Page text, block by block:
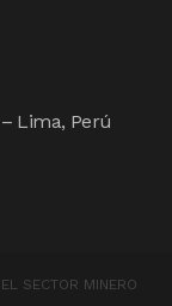
Lima, Perú
SECTOR MINERO